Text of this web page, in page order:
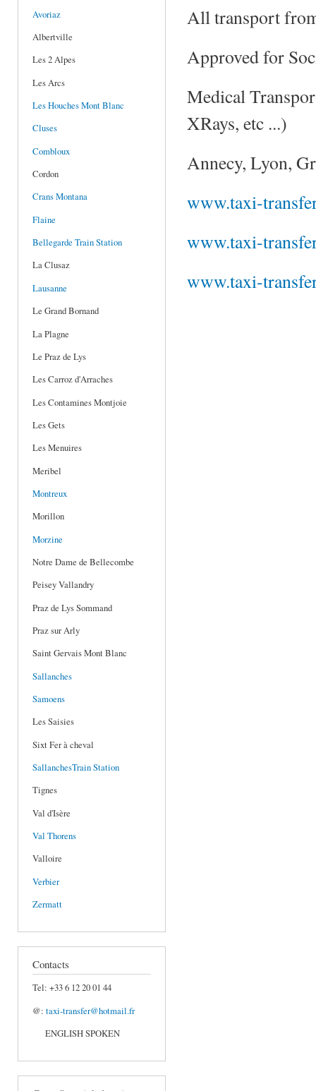
Avoriaz
Albertville
Les 2 Alpes
Les Arcs
Les Houches Mont Blanc
Cluses
Combloux
Cordon
Crans Montana
Flaine
Bellegarde Train Station
La Clusaz
Lausanne
Le Grand Bornand
La Plagne
Le Praz de Lys
Les Carroz d'Arraches
Les Contamines Montjoie
Les Gets
Les Menuires
Meribel
Montreux
Morillon
Morzine
Notre Dame de Bellecombe
Peisey Vallandry
Praz de Lys Sommand
Praz sur Arly
Saint Gervais Mont Blanc
Sallanches
Samoens
Les Saisies
Sixt Fer à cheval
SallanchesTrain Station
Tignes
Val d'Isère
Val Thorens
Valloire
Verbier
Zermatt
Contacts
Tel: +33 6 12 20 01 44
@: taxi-transfer@hotmail.fr
ENGLISH SPOKEN
All transport
Approved for
Medical
XRays, etc ...)
Annecy, Lyon,
www.taxi-
www.taxi-
www.taxi-